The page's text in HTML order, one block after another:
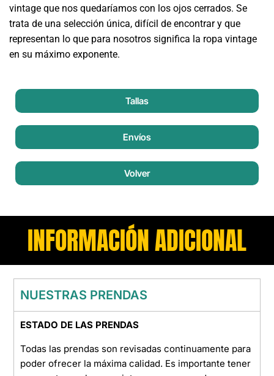
vintage que nos quedaríamos con los ojos cerrados. Se
trata de una selección única, difícil de encontrar y que
representan lo que para nosotros significa la ropa vintage
en su máximo exponente.
Tallas
Envíos
Volver
INFORMACIÓN ADICIONAL
NUESTRAS PRENDAS
ESTADO DE LAS PRENDAS
Todas las prendas son revisadas continuamente para
poder ofrecer la máxima calidad. Es importante tener